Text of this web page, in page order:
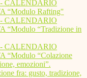
CALENDARIO
“Modulo Rafting"
CALENDARIO
“Modulo “Tradizione in
CALENDARIO
“Modulo “Colazione
emozioni”.
fra: gusto, tradizione,